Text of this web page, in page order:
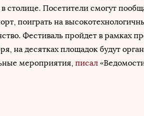
столице. Посетители смогут
поиграть на
Фестиваль пройдет в рамках
на десятках площадок будут
мероприятия, писал